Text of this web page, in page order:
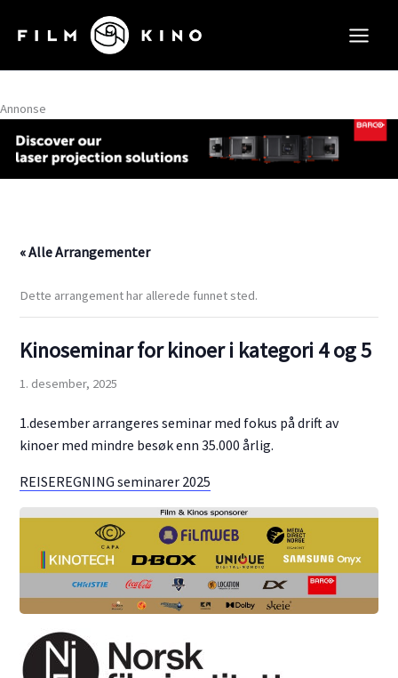
rett
innholdet
Annonse
« Alle Arrangementer
Dette arrangement har allerede funnet sted.
Kinoseminar for kinoer i kategori 4 og 5
1. desember, 2025
1.desember arrangeres seminar med fokus på drift av
kinoer med mindre besøk enn 35.000 årlig.
REISEREGNING seminarer 2025